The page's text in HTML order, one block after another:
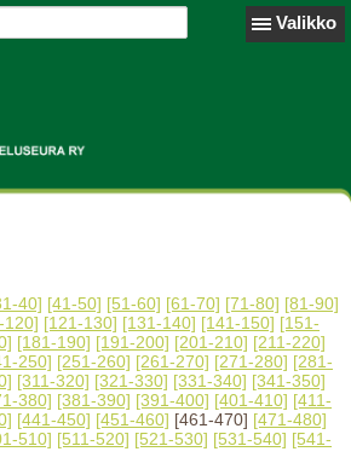
Valikko
40] [41-50] [51-60] [61-70] [71-80] [81-90]
120] [121-130] [131-140] [141-150] [151-
[181-190] [191-200] [201-210] [211-220]
250] [251-260] [261-270] [271-280] [281-
[311-320] [321-330] [331-340] [341-350]
380] [381-390] [391-400] [401-410] [411-
[441-450] [451-460] [461-470] [471-480]
510] [511-520] [521-530] [531-540] [541-